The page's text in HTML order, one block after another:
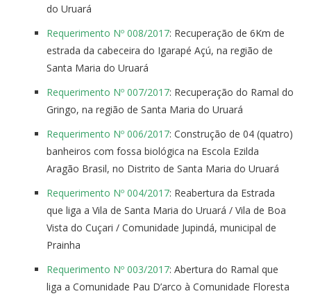
do Uruará
Requerimento Nº 008/2017: Recuperação de 6Km de
estrada da cabeceira do Igarapé Açú, na região de
Santa Maria do Uruará
Requerimento Nº 007/2017: Recuperação do Ramal do
Gringo, na região de Santa Maria do Uruará
Requerimento Nº 006/2017: Construção de 04 (quatro)
banheiros com fossa biológica na Escola Ezilda
Aragão Brasil, no Distrito de Santa Maria do Uruará
Requerimento Nº 004/2017: Reabertura da Estrada
que liga a Vila de Santa Maria do Uruará / Vila de Boa
Vista do Cuçari / Comunidade Jupindá, municipal de
Prainha
Requerimento Nº 003/2017: Abertura do Ramal que
liga a Comunidade Pau D’arco à Comunidade Floresta